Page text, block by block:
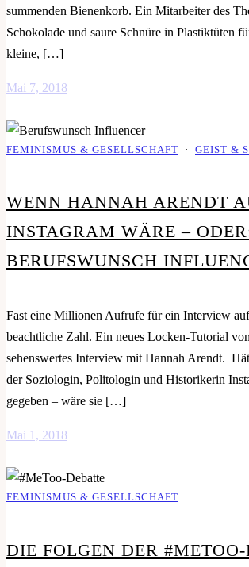
summenden Bienenkorb. Ein Mitarbeiter des
Schokolade und saure Schnüre in Plastiktüten
kleine, […]
Mai 7, 2018
FEMINISMUS & GESELLSCHAFT · GEIST &
WENN HANNAH ARENDT
INSTAGRAM WÄRE –
BERUFSWUNSCH
Fast eine Millionen Aufrufe für ein Interview
beachtliche Zahl. Ein neues Locken-Tutorial
sehenswertes Interview mit Hannah Arendt.
der Soziologin, Politologin und Historikerin
gegeben – wäre sie […]
Mai 1, 2018
FEMINISMUS & GESELLSCHAFT
DIE FOLGEN DER